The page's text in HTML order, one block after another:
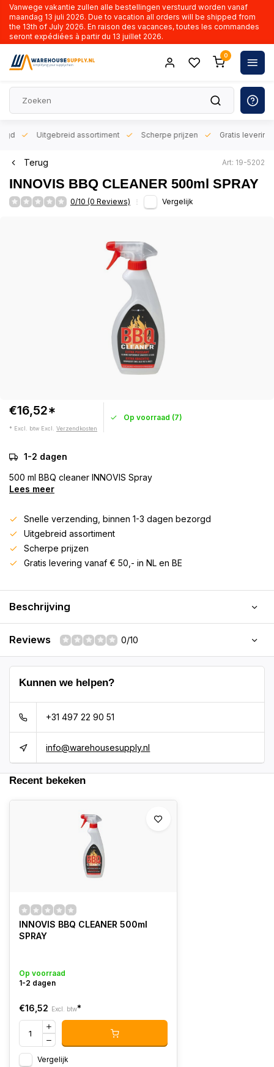
Vanwege vakantie zullen alle bestellingen verstuurd worden vanaf
maandag 13 juli 2026. Due to vacation all orders will be shipped from
the 13th of July 2026. En raison des vacances, toutes les commandes
seront expédiées à partir du 13 juillet 2026.
0
Uitgebreid assortiment Scherpe prijzen Gratis levering
Terug Art: 19-5202
INNOVIS BBQ CLEANER 500ml SPRAY
0/10 (0 Reviews) Vergelijk
€16,52*
* Excl. btw Excl. Verzendkosten
Op voorraad (7)
1-2 dagen
500 ml BBQ cleaner INNOVIS Spray
Lees meer
Snelle verzending, binnen 1-3 dagen bezorgd
Uitgebreid assortiment
Scherpe prijzen
Gratis levering vanaf € 50,- in NL en BE
Beschrijving
Reviews 0/10
Kunnen we helpen?
+31 497 22 90 51
info@warehousesupply.nl
Recent bekeken
INNOVIS BBQ CLEANER 500ml
SPRAY
Op voorraad
1-2 dagen
€16,52 Excl. btw*
Vergelijk